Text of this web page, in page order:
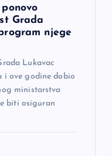
Grada
njege
Lukavac
i ove godine dobio
ministarstva
biti osiguran